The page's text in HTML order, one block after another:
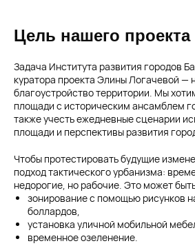
Цель нашего проекта
Задача Института развития городов
куратора проекта Элины Логачевой —
благоустройство территории. Мы
площади с историческим ансамблем
также учесть ежедневные сценарии
площади и перспективы развития
Чтобы протестировать будущие
подход тактического урбанизма:
недорогие, но рабочие. Это может
зонирование с помощью рисунков
боллардов,
установка уличной мобильной
временное озеленение.